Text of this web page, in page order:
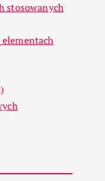
stosowanych